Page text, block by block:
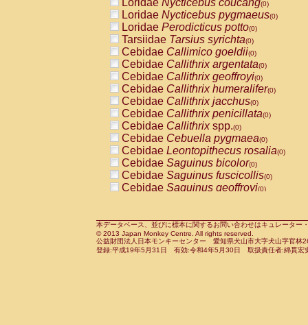
PitheciidaeCacajao calvus
PitheciidaeCallicebus cupreus
PitheciidaeCallicebus donacophilus
PitheciidaeCallicebus moloch
PitheciidaeCallicebus torquatus
PitheciidaeCallicebusspp.(0)
PitheciidaeChiropotes satanas(0)
PitheciidaePithecia monachus
PitheciidaePithecia pithecia(0)
CercopithecidaeCercocebus agilis
CercopithecidaeCercocebus
CercopithecidaeCercocebus
CercopithecidaeCercocebus
CercopithecidaeCercocebus
CercopithecidaeCercocebushybrid
CercopithecidaePapio anubis(0)
CercopithecidaePapio cynocephalus
CercopithecidaePapio hamadryas(0)
Loridae Nycticebus coucang(0)
Loridae Nycticebus pygmaeus(0)
Loridae Perodicticus potto(0)
Tarsiidae Tarsius syrichta(0)
Cebidae Callimico goeldii(0)
Cebidae Callithrix argentata(0)
Cebidae Callithrix geoffroyi(0)
Cebidae Callithrix humeralifer(0)
Cebidae Callithrix jacchus(0)
Cebidae Callithrix penicillata(0)
Cebidae Callithrixspp.(0)
Cebidae Cebuella pygmaea(0)
Cebidae Leontopithecus rosalia(0)
Cebidae Saguinus bicolor(0)
Cebidae Saguinus fuscicollis(0)
Cebidae Saguinus geoffroyi(0)
CebidaeSaguinus leucopus(0)
CebidaeSaguinus midas(0)
Cebidae Saguinus mystax(0)
本データベース、並びに標本に関するお問い合わせはキュレータ
© 2013 Japan Monkey Centre. All rights reserved.
公益財団法人日本モンキーセンター 愛知県犬山市大字犬山字官
登録:平成19年5月31日 有効:令和4年5月30日 取扱責任者:綿貫宏